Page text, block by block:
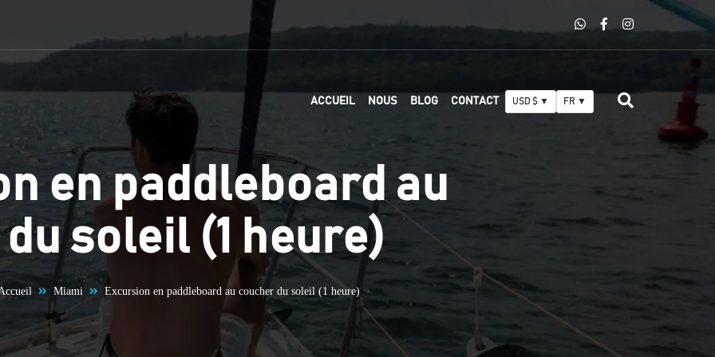
ACCUEIL NOUS BLOG CONTACT USD $ ▼ FR ▼
en paddleboard au
soleil (1 heure)
Miami Excursion en paddleboard au coucher du soleil (1 heure)